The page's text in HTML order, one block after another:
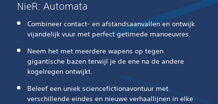
NieR: Automata
Combineer contact- en afstandsaanvallen en ontwijk
vijandelijk vuur met perfect getimede manoeuvres.
Neem het met meerdere wapens op tegen
gigantische bazen terwijl je de ene na de andere
kogelregen ontwijkt.
Beleef een uniek sciencefictionavontuur met
verschillende eindes en nieuwe verhaallijnen in elke